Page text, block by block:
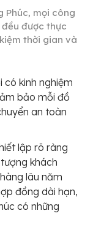
Phúc, mọi công
được thực
thời gian và
có kinh nghiệm
bảo mỗi đồ
an toàn
lập rõ ràng
khách
lâu năm
đồng dài hạn,
có những